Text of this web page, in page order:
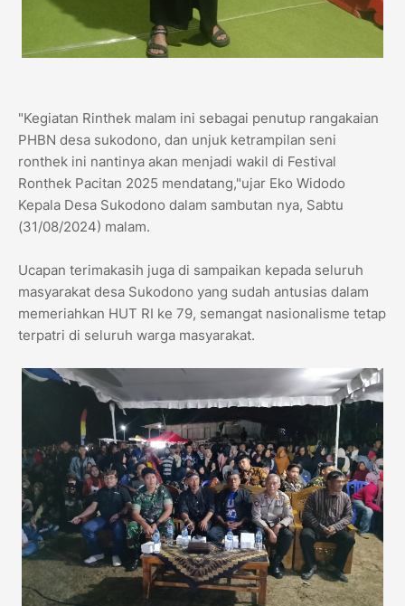
"Kegiatan Rinthek malam ini sebagai penutup rangakaian
PHBN desa sukodono, dan unjuk ketrampilan seni
ronthek ini nantinya akan menjadi wakil di Festival
Ronthek Pacitan 2025 mendatang,"ujar Eko Widodo
Kepala Desa Sukodono dalam sambutan nya, Sabtu
(31/08/2024) malam.
Ucapan terimakasih juga di sampaikan kepada seluruh
masyarakat desa Sukodono yang sudah antusias dalam
memeriahkan HUT RI ke 79, semangat nasionalisme tetap
terpatri di seluruh warga masyarakat.